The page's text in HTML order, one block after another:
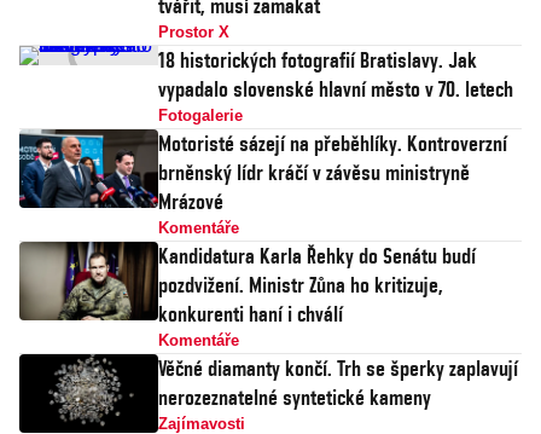
tvářit, musí zamakat
Prostor X
18 historických fotografií Bratislavy. Jak
vypadalo slovenské hlavní město v 70. letech
Fotogalerie
Motoristé sázejí na přeběhlíky. Kontroverzní
brněnský lídr kráčí v závěsu ministryně
Mrázové
Komentáře
Kandidatura Karla Řehky do Senátu budí
pozdvižení. Ministr Zůna ho kritizuje,
konkurenti haní i chválí
Komentáře
Věčné diamanty končí. Trh se šperky zaplavují
nerozeznatelné syntetické kameny
Zajímavosti